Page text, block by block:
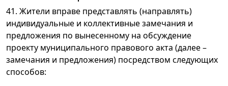
41. Жители вправе представлять (направлять)
индивидуальные и коллективные замечания и
предложения по вынесенному на обсуждение
проекту муниципального правового акта (далее –
замечания и предложения) посредством следующих
способов: